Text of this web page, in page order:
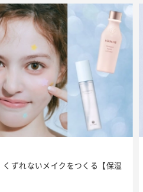
くずれないメイクをつくる【保湿